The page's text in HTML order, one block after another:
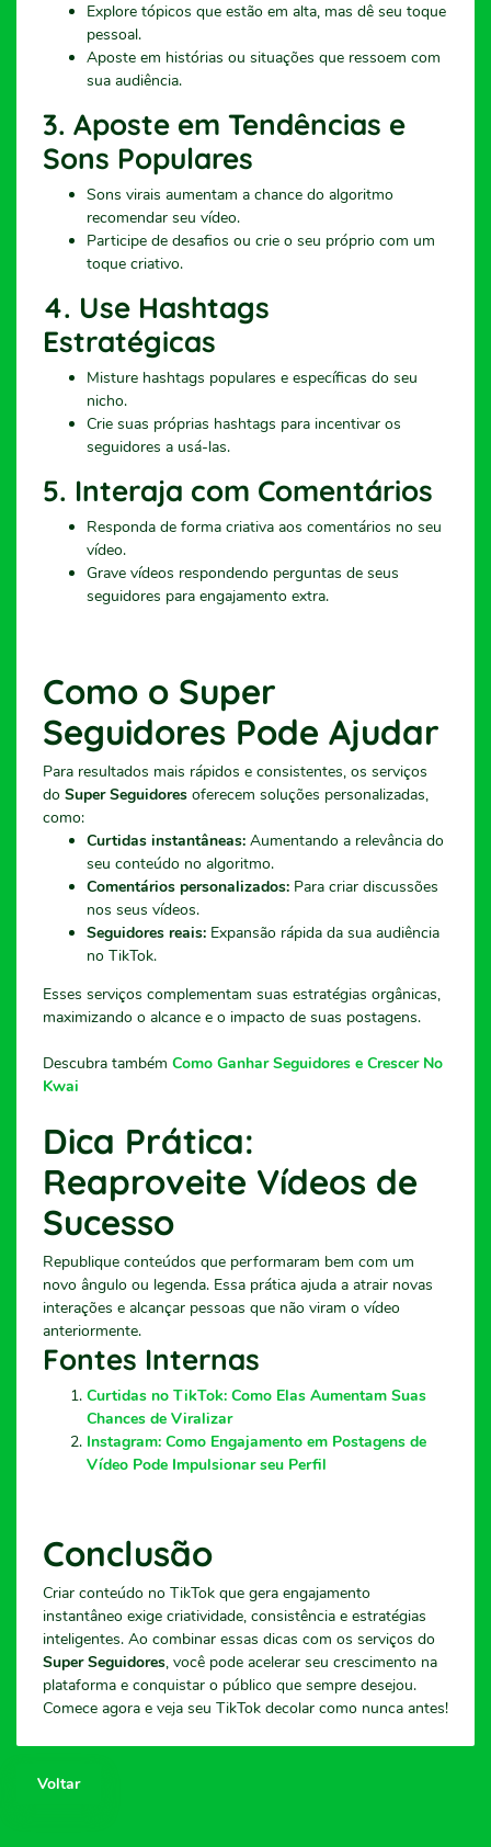
Explore tópicos que estão em alta, mas dê seu toque
pessoal.
Aposte em histórias ou situações que ressoem com
sua audiência.
3. Aposte em Tendências e
Sons Populares
Sons virais aumentam a chance do algoritmo
recomendar seu vídeo.
Participe de desafios ou crie o seu próprio com um
toque criativo.
4. Use Hashtags
Estratégicas
Misture hashtags populares e específicas do seu
nicho.
Crie suas próprias hashtags para incentivar os
seguidores a usá-las.
5. Interaja com Comentários
Responda de forma criativa aos comentários no seu
vídeo.
Grave vídeos respondendo perguntas de seus
seguidores para engajamento extra.
Como o Super
Seguidores Pode Ajudar
Para resultados mais rápidos e consistentes, os serviços
do Super Seguidores oferecem soluções personalizadas,
como:
Curtidas instantâneas: Aumentando a relevância do
seu conteúdo no algoritmo.
Comentários personalizados: Para criar discussões
nos seus vídeos.
Seguidores reais: Expansão rápida da sua audiência
no TikTok.
Esses serviços complementam suas estratégias orgânicas,
maximizando o alcance e o impacto de suas postagens.
Descubra também Como Ganhar Seguidores e Crescer No
Kwai
Dica Prática:
Reaproveite Vídeos de
Sucesso
Republique conteúdos que performaram bem com um
novo ângulo ou legenda. Essa prática ajuda a atrair novas
interações e alcançar pessoas que não viram o vídeo
anteriormente.
Fontes Internas
Curtidas no TikTok: Como Elas Aumentam Suas
Chances de Viralizar
Instagram: Como Engajamento em Postagens de
Vídeo Pode Impulsionar seu Perfil
Conclusão
Criar conteúdo no TikTok que gera engajamento
instantâneo exige criatividade, consistência e estratégias
inteligentes. Ao combinar essas dicas com os serviços do
Super Seguidores, você pode acelerar seu crescimento na
plataforma e conquistar o público que sempre desejou.
Comece agora e veja seu TikTok decolar como nunca antes!
Voltar